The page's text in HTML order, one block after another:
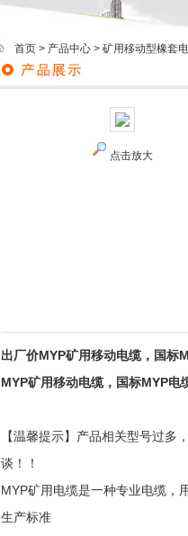
首页 > 产品中心 > 矿用移动型橡套
点击放大
出厂价MYP矿用移动电缆，国标
MYP矿用移动电缆，国标MYP电
【温馨提示】产品相关型号过
谈！！
MYP矿用电缆是一种专业电缆，
生产标准